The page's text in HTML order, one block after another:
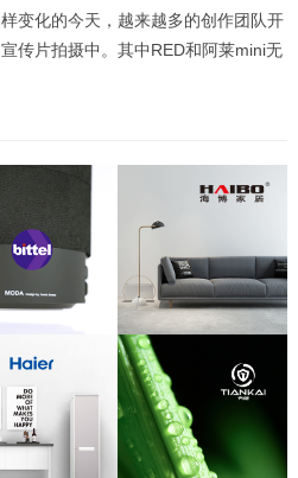
表达商品与受众的关系，使受众产生
变化的今天，越来越多的创作团队开
传片拍摄中。其中RED和阿莱mini无